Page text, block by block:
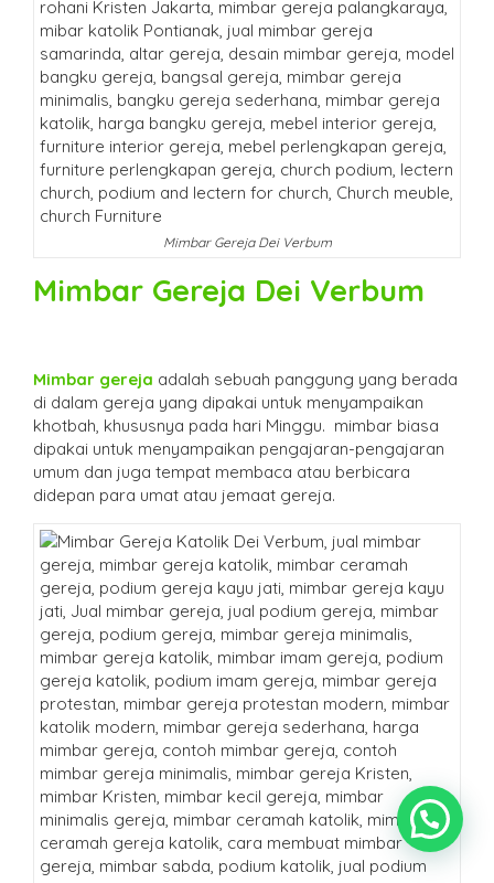
Mimbar Gereja Dei Verbum
Mimbar Gereja Dei Verbum
Mimbar gereja adalah sebuah panggung yang berada
di dalam gereja yang dipakai untuk menyampaikan
khotbah, khususnya pada hari Minggu. mimbar biasa
dipakai untuk menyampaikan pengajaran-pengajaran
umum dan juga tempat membaca atau berbicara
didepan para umat atau jemaat gereja.